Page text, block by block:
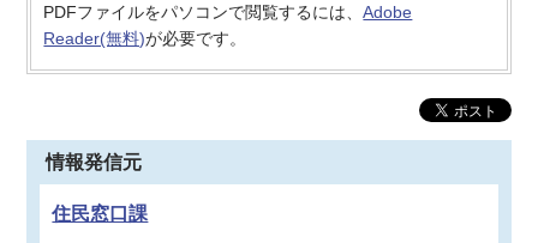
PDFファイルをパソコンで閲覧するには、Adobe
Reader(無料)が必要です。
情報発信元
住民窓口課